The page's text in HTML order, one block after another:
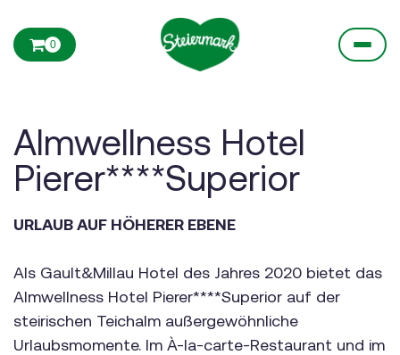
0
Almwellness Hotel
Pierer****Superior
URLAUB AUF HÖHERER EBENE
Als Gault&Millau Hotel des Jahres 2020 bietet das
Almwellness Hotel Pierer****Superior auf der
steirischen Teichalm außergewöhnliche
Urlaubsmomente. Im À-la-carte-Restaurant und im